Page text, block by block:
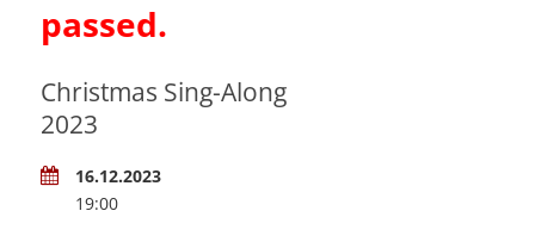
passed.
Christmas Sing-Along
2023
16.12.2023
19:00